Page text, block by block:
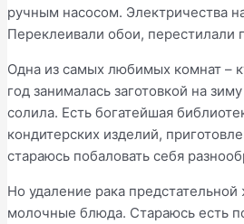
ручным насосом. Электричества
Переклеивали обои, перестилали
Одна из самых любимых комнат –
год занималась заготовкой на
солила. Есть богатейшая
кондитерских изделий,
стараюсь побаловать себя
Но удаление рака
молочные блюда. Стараюсь есть